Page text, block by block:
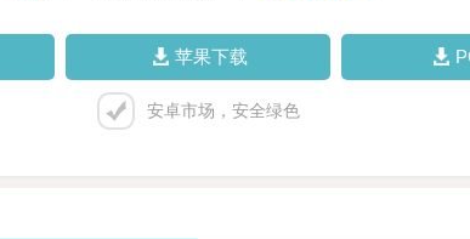
苹果下载
安卓市场，安全绿色